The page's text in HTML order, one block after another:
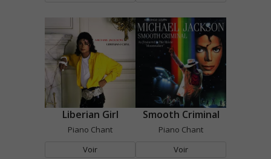
Liberian Girl
Piano Chant
Voir
Smooth Criminal
Piano Chant
Voir